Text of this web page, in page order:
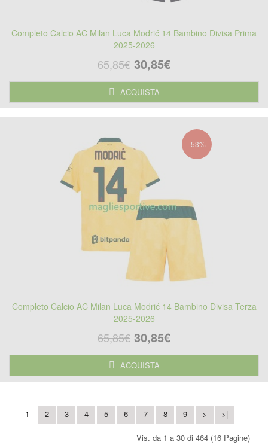
Completo Calcio AC Milan Luca Modrić 14 Bambino Divisa Prima
2025-2026
65,85€ 30,85€
ACQUISTA
-53%
Completo Calcio AC Milan Luca Modrić 14 Bambino Divisa Terza
2025-2026
65,85€ 30,85€
ACQUISTA
1 2 3 4 5 6 7 8 9 > >|
Vis. da 1 a 30 di 464 (16 Pagine)